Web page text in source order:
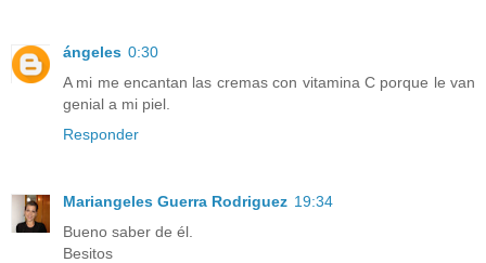
ángeles 0:30
A mi me encantan las cremas con vitamina C porque le van
genial a mi piel.
Responder
Mariangeles Guerra Rodriguez 19:34
Bueno saber de él.
Besitos